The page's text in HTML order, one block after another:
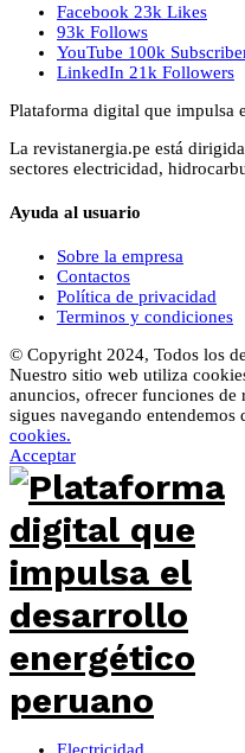
Facebook 23k Likes
93k Follows
YouTube 100k
LinkedIn 21k Followers
Plataforma digital que impulsa
La revistanergia.pe está
sectores electricidad,
Ayuda al usuario
Sobre la empresa
Contactos
Política de privacidad
Terminos y condiciones
© Copyright 2024, Todos los
Nuestro sitio web utiliza
anuncios, ofrecer funciones de
sigues navegando entendemos
cookies.
Acceptar
Electricidad